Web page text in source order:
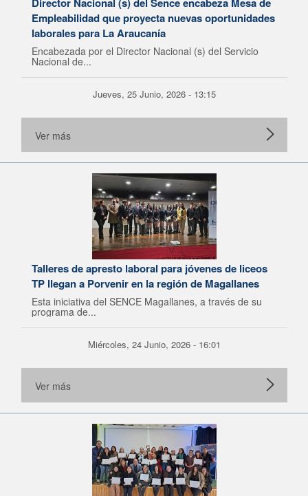
Empleabilidad que proyecta nuevas oportunidades
laborales para La Araucanía
Encabezada por el Director Nacional (s) del Servicio
Nacional de...
Jueves, 25 Junio, 2026 - 13:15
Ver más
Talleres de apresto laboral para jóvenes de liceos
TP llegan a Porvenir en la región de Magallanes
Esta iniciativa del SENCE Magallanes, a través de su
programa de...
Miércoles, 24 Junio, 2026 - 16:01
Ver más